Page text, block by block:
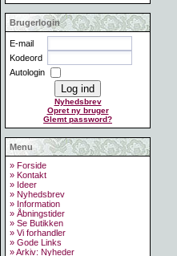
Brugerlogin
E-mail
Kodeord
Autologin
Nyhedsbrev
Opret ny bruger
Glemt password?
Menu
» Forside
» Kontakt
» Ideer
» Nyhedsbrev
» Information
» Åbningstider
» Se Butikken
» Vi forhandler
» Gode Links
» Arkiv: Nyheder